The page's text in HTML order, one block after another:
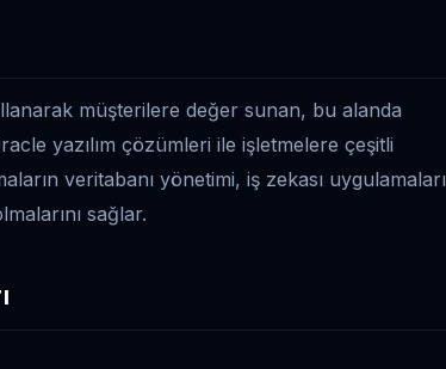
müşterilere değer sunan, bu alanda
yazılım çözümleri ile işletmelere çeşitli
veritabanı yönetimi, iş zekası uygulamaları
sağlar.